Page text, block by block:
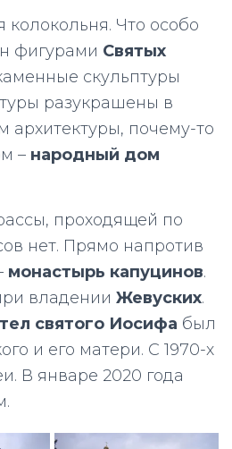
Что особо
фигурами Святых
скульптуры
разукрашены в
архитектуры, почему-то
– народный дом
проходящей по
нет. Прямо напротив
монастырь капуцинов.
владении Жевуских.
святого Иосифа был
и его матери. С 1970-х
В январе 2020 года